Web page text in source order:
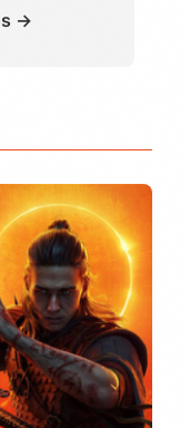
→